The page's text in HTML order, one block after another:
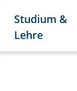
Studium &
Lehre